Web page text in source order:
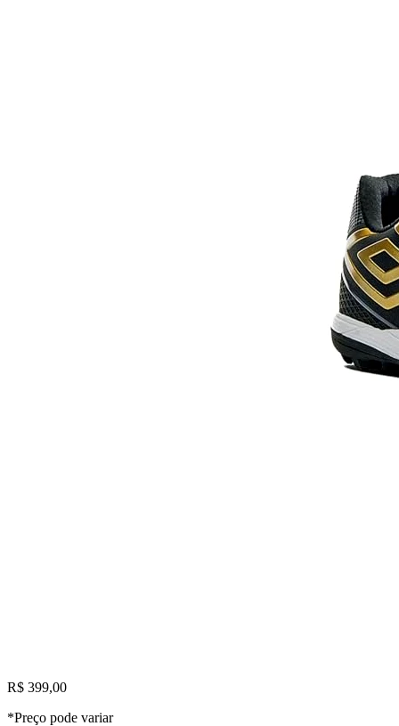
R$ 399,00
*Preço pode variar